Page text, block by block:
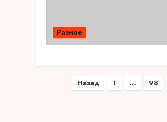
Разное
Пагинация
Назад 1 … 98